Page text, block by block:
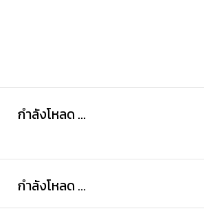
กำลังโหลด ...
กำลังโหลด ...